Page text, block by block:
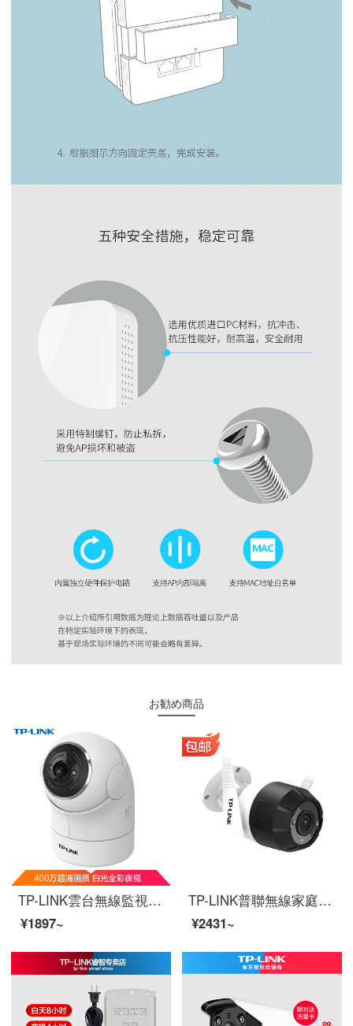
お勧め商品
TP-LINK雲台無線監視カメラ400万高清360度のパノラマwifi遠隔家庭用スマートネットワークカメラH.265フルカラーの夜間テレビTL-PC 44 EW-4
¥1897~
TP-LINK普聯無線家庭用屋外監視カメラ400万フルカラー30 m赤外線夜間テレビ携帯電話の長距離防水防塵H 265音声対談400万ワイヤレスハイビジョンカメラの防水防塵64 GB
¥2431~